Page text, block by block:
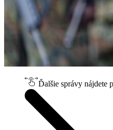
Ďalšie správy nájdete